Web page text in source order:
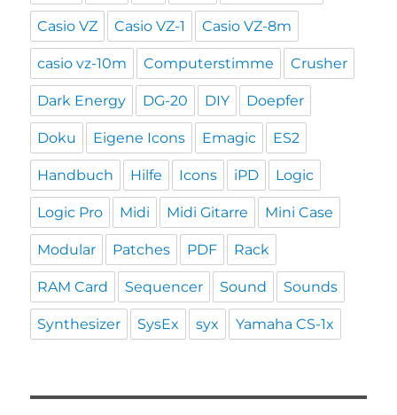
Casio VZ Casio VZ-1 Casio VZ-8m
casio vz-10m Computerstimme Crusher
Dark Energy DG-20 DIY Doepfer
Doku Eigene Icons Emagic ES2
Handbuch Hilfe Icons iPD Logic
Logic Pro Midi Midi Gitarre Mini Case
Modular Patches PDF Rack
RAM Card Sequencer Sound Sounds
Synthesizer SysEx syx Yamaha CS-1x